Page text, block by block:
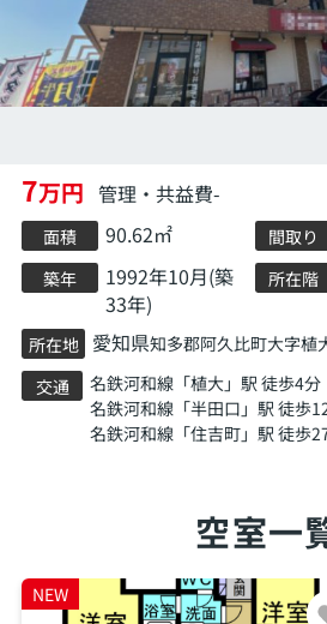
7万円 管理・共益費-
面積 90.62㎡ 間取り
築年
1992年10月(築
33年)
所在階
所在地 愛知県知多郡阿久比町大字植
交通 名鉄河和線 「植大」駅 徒歩4分
名鉄河和線 「半田口 」駅 徒歩
名鉄河和線 「住吉町」駅 徒歩
空室一
NEW